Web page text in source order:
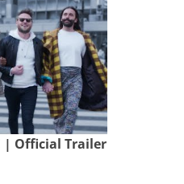
| Official Trailer